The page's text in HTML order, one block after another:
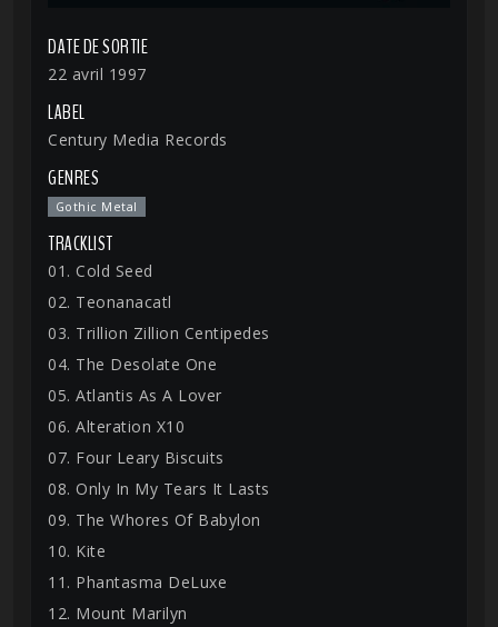
DATE DE SORTIE
22 avril 1997
LABEL
Century Media Records
GENRES
Gothic Metal
TRACKLIST
01. Cold Seed
02. Teonanacatl
03. Trillion Zillion Centipedes
04. The Desolate One
05. Atlantis As A Lover
06. Alteration X10
07. Four Leary Biscuits
08. Only In My Tears It Lasts
09. The Whores Of Babylon
10. Kite
11. Phantasma DeLuxe
12. Mount Marilyn